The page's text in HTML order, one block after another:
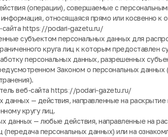
(операции), совершаемые с
относящаяся прямо или косвенно к
httpsː//podari-gazetu.ru/
субъектом персональных данных для
круга лиц к которым предоставлен
персональных данных, разрешенных
Законом о персональных
веб-сайта httpsː//podari-gazetu.ru/
данных — действия, направленные на
кругу лиц.
данных — любые действия, направленные на
персональных данных) или на